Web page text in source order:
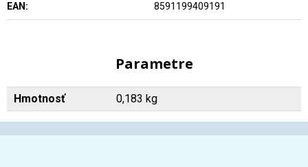
EAN: 8591199409191
Parametre
Hmotnosť 0,183 kg